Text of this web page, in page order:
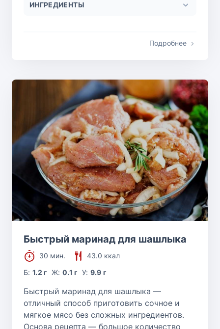
ИНГРЕДИЕНТЫ
Подробнее
Быстрый маринад для шашлыка
30 мин.
43.0 ккал
Б:1.2 г Ж: 0.1 г У: 9.9 г
Быстрый маринад для шашлыка —
отличный способ приготовить сочное и
мягкое мясо без сложных ингредиентов.
Основа рецепта — большое количество